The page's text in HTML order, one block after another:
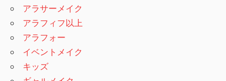
アラサーメイク
アラフィフ以上
アラフォー
イベントメイク
キッズ